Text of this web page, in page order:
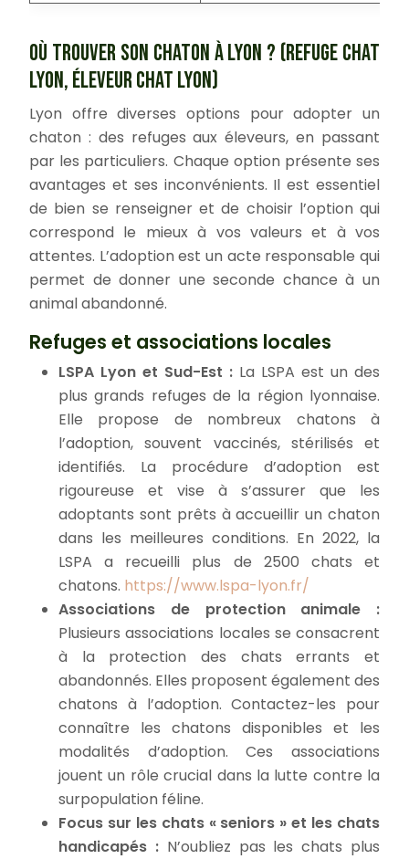
OÙ TROUVER SON CHATON À LYON ? (REFUGE CHAT
LYON, ÉLEVEUR CHAT LYON)
Lyon offre diverses options pour adopter un
chaton : des refuges aux éleveurs, en passant
par les particuliers. Chaque option présente ses
avantages et ses inconvénients. Il est essentiel
de bien se renseigner et de choisir l’option qui
correspond le mieux à vos valeurs et à vos
attentes. L’adoption est un acte responsable qui
permet de donner une seconde chance à un
animal abandonné.
Refuges et associations locales
LSPA Lyon et Sud-Est : La LSPA est un des
plus grands refuges de la région lyonnaise.
Elle propose de nombreux chatons à
l’adoption, souvent vaccinés, stérilisés et
identifiés. La procédure d’adoption est
rigoureuse et vise à s’assurer que les
adoptants sont prêts à accueillir un chaton
dans les meilleures conditions. En 2022, la
LSPA a recueilli plus de 2500 chats et
chatons. https://www.lspa-lyon.fr/
Associations de protection animale :
Plusieurs associations locales se consacrent
à la protection des chats errants et
abandonnés. Elles proposent également des
chatons à l’adoption. Contactez-les pour
connaître les chatons disponibles et les
modalités d’adoption. Ces associations
jouent un rôle crucial dans la lutte contre la
surpopulation féline.
Focus sur les chats « seniors » et les chats
handicapés : N’oubliez pas les chats plus